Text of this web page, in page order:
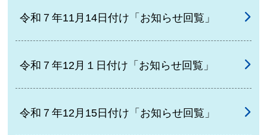
令和７年11月14日付け「お知らせ回覧」
令和７年12月１日付け「お知らせ回覧」
令和７年12月15日付け「お知らせ回覧」